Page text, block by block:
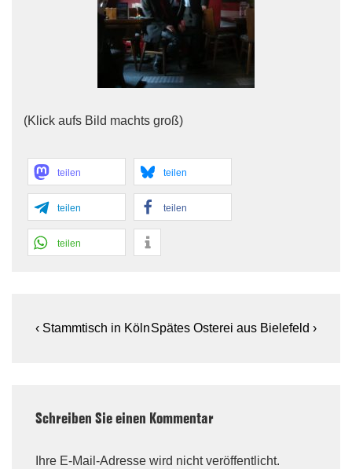
(Klick aufs Bild machts groß)
teilen teilen
teilen teilen
teilen
Beitragsnavigation
Previous
‹ Stammtisch in KölnNext
Spätes Osterei aus Bielefeld ›
Schreiben Sie einen Kommentar
Ihre E-Mail-Adresse wird nicht veröffentlicht.